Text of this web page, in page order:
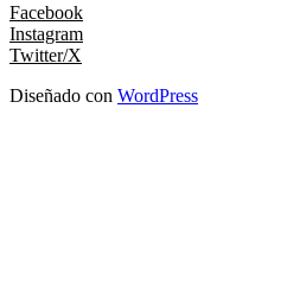
Facebook
Instagram
Twitter/X
Diseñado con WordPress